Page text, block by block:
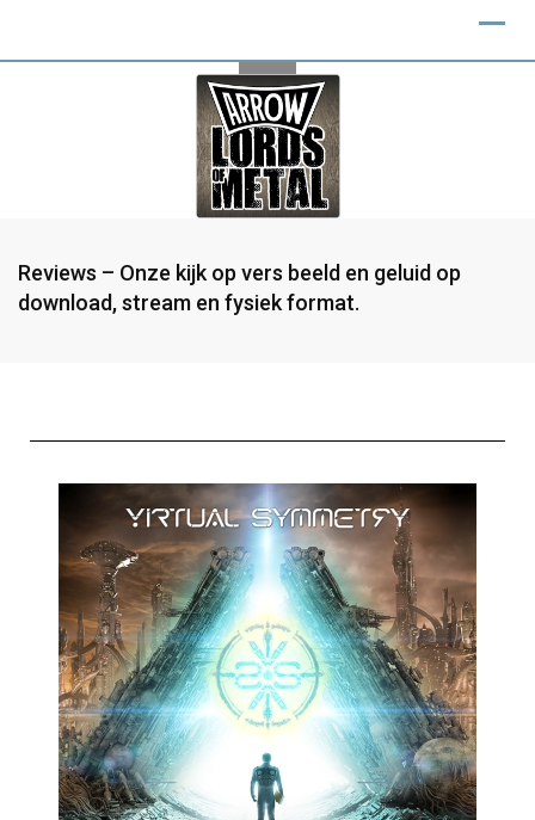
Reviews – Onze kijk op vers beeld en geluid op
download, stream en fysiek format.